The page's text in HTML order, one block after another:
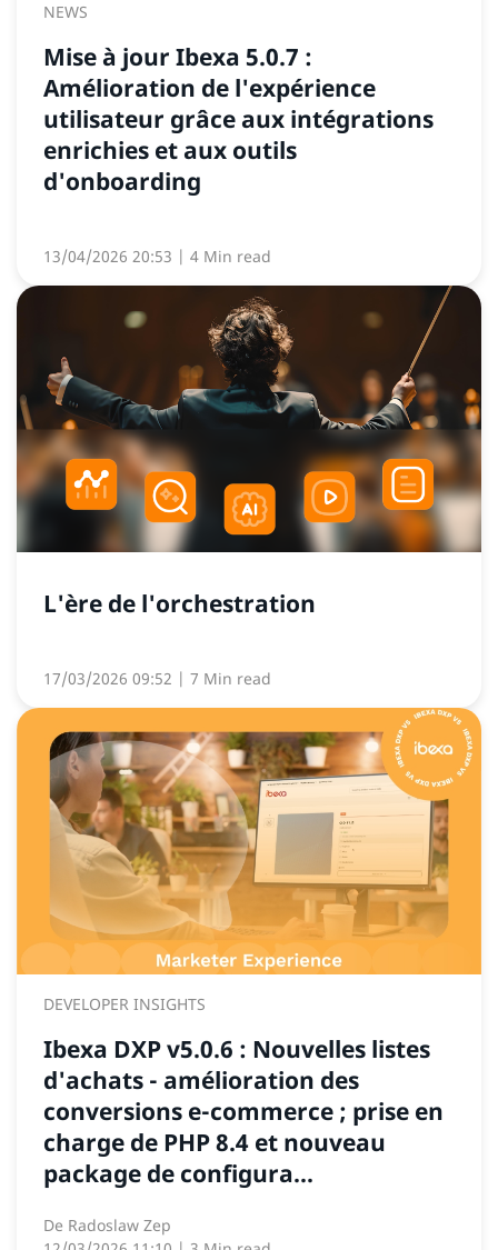
NEWS
Mise à jour Ibexa 5.0.7 :
Amélioration de l'expérience
utilisateur grâce aux intégrations
enrichies et aux outils
d'onboarding
13/04/2026 20:53 | 4 Min read
L'ère de l'orchestration
17/03/2026 09:52 | 7 Min read
DEVELOPER INSIGHTS
Ibexa DXP v5.0.6 : Nouvelles listes
d'achats - amélioration des
conversions e-commerce ; prise en
charge de PHP 8.4 et nouveau
package de configura...
De Radoslaw Zep